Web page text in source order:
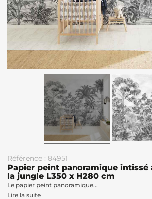
Référence : 84951
Papier peint panoramique intissé
la jungle L350 x H280 cm
Le papier peint panoramique...
Lire la suite